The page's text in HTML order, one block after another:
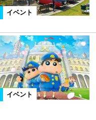
イベント
イベント